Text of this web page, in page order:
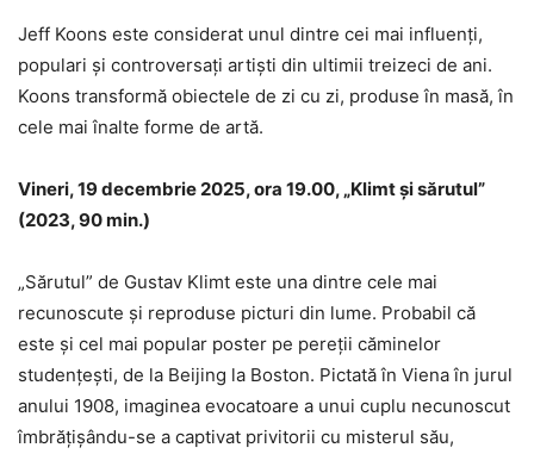
Jeff Koons este considerat unul dintre cei mai influenți,
populari și controversați artiști din ultimii treizeci de ani.
Koons transformă obiectele de zi cu zi, produse în masă, în
cele mai înalte forme de artă.
Vineri, 19 decembrie 2025, ora 19.00, „Klimt și sărutul”
(2023, 90 min.)
„Sărutul” de Gustav Klimt este una dintre cele mai
recunoscute și reproduse picturi din lume. Probabil că
este și cel mai popular poster pe pereții căminelor
studențești, de la Beijing la Boston. Pictată în Viena în jurul
anului 1908, imaginea evocatoare a unui cuplu necunoscut
îmbrățișându-se a captivat privitorii cu misterul său,